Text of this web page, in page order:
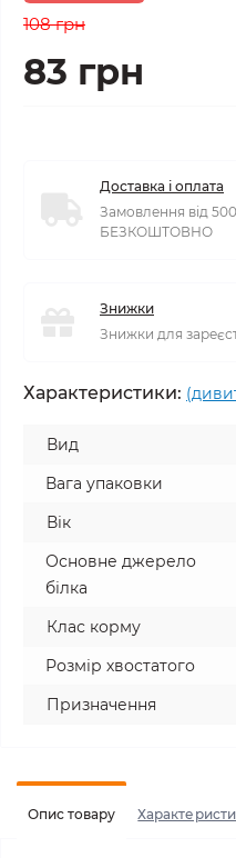
108 грн
83 грн
Доставка і оплата
Замовлення від
БЕЗКОШТОВНО
Знижки
Знижки для
Характеристики:
Вид
Вага упаковки
Вік
Основне джерело
білка
Клас корму
Розмір хвостатого
Призначення
Опис товару